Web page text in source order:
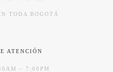
TODA BOGOTÁ
ATENCIÓN
– 7:00PM